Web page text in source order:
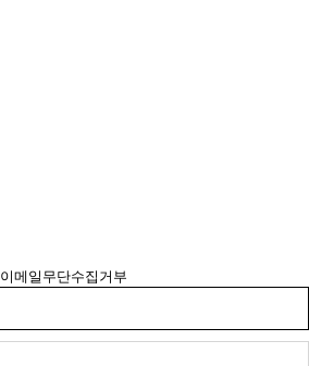
이메일무단수집거부